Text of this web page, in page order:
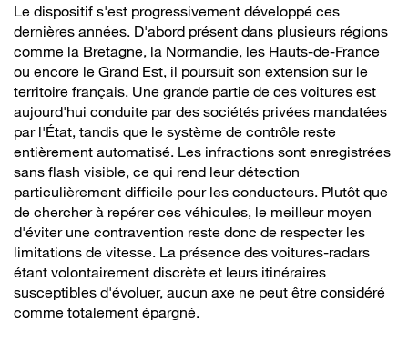
Le dispositif s'est progressivement développé ces
dernières années. D'abord présent dans plusieurs régions
comme la Bretagne, la Normandie, les Hauts-de-France
ou encore le Grand Est, il poursuit son extension sur le
territoire français. Une grande partie de ces voitures est
aujourd'hui conduite par des sociétés privées mandatées
par l'État, tandis que le système de contrôle reste
entièrement automatisé. Les infractions sont enregistrées
sans flash visible, ce qui rend leur détection
particulièrement difficile pour les conducteurs. Plutôt que
de chercher à repérer ces véhicules, le meilleur moyen
d'éviter une contravention reste donc de respecter les
limitations de vitesse. La présence des voitures-radars
étant volontairement discrète et leurs itinéraires
susceptibles d'évoluer, aucun axe ne peut être considéré
comme totalement épargné.